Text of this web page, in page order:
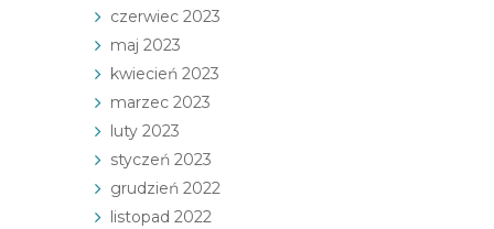
czerwiec 2023
maj 2023
kwiecień 2023
marzec 2023
luty 2023
styczeń 2023
grudzień 2022
listopad 2022